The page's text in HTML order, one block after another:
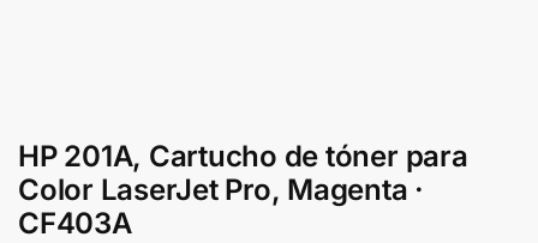
HP 201A, Cartucho de tóner para
Color LaserJet Pro, Magenta ·
CF403A